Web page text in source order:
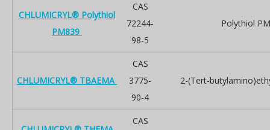
CHLUMICRYL® Polythiol
PM839
CAS
72244-
98-5
Polythiol
CHLUMICRYL® TBAEMA
CAS
3775-
90-4
2-(Tert-
CAS